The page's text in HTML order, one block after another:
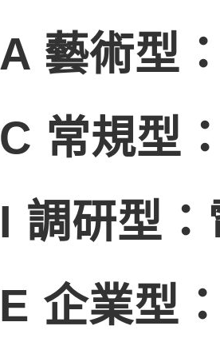
A 藝術型
C 常規型
I 調研型
E 企業型